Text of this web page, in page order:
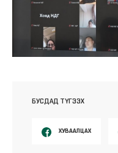
БУСДАД ТҮГЭЭХ
ХУВААЛЦАХ